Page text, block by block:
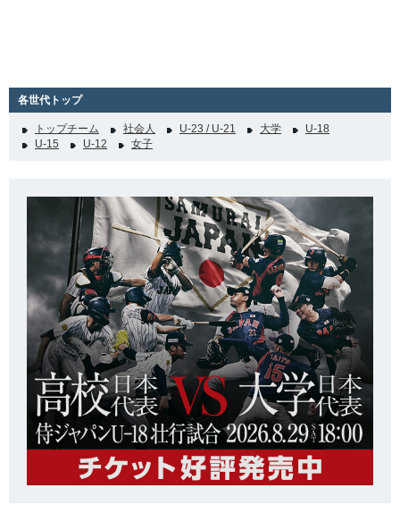
各世代トップ
トップチーム 社会人 U-23 / U-21 大学
U-18
U-15
U-12 女子